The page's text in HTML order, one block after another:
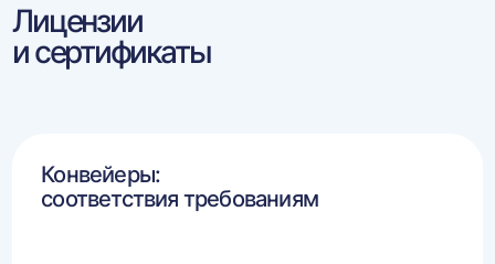
Лицензии
и сертификаты
Конвейеры:
соответствия требованиям